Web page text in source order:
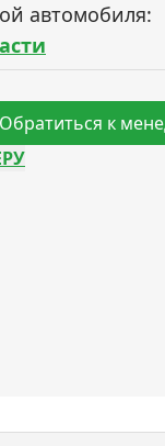
автомобиля:
Обратиться к